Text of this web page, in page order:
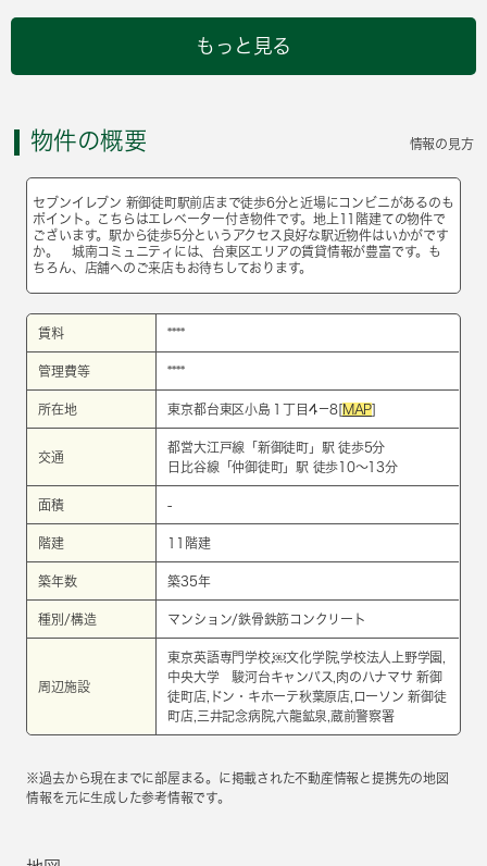
もっと見る
物件の概要 情報の見方
セブンイレブン 新御徒町駅前店まで徒歩6分と近場にコンビニがあるのも
ポイント。こちらはエレベーター付き物件です。地上11階建ての物件で
ございます。駅から徒歩5分というアクセス良好な駅近物件はいかがです
か。 城南コミュニティには、台東区エリアの賃貸情報が豊富です。も
ちろん、店舗へのご来店もお待ちしております。
賃料 ****
管理費等 ****
所在地 東京都台東区小島１丁目4－8[ MAP
交通
都営大江戸線 「 新御徒町」駅 徒歩5分
日比谷線 「仲御徒町」駅 徒歩10～13分
面積 -
階建 11階建
築年数 築35年
種別/構造 マンション/鉄骨鉄筋コンクリート
周辺施設
東京英語専門学校,￼文化学院,学校法人上野学園,
中央大学 駿河台キャンパス,肉のハナマサ 新御
徒町店,ドン・キホーテ秋葉原店,ローソン 新御徒
町店,三井記念病院,六龍鉱泉,蔵前警察署
※過去から現在までに部屋まる。に掲載された不動産情報と提携先の地図
情報を元に生成した参考情報です。